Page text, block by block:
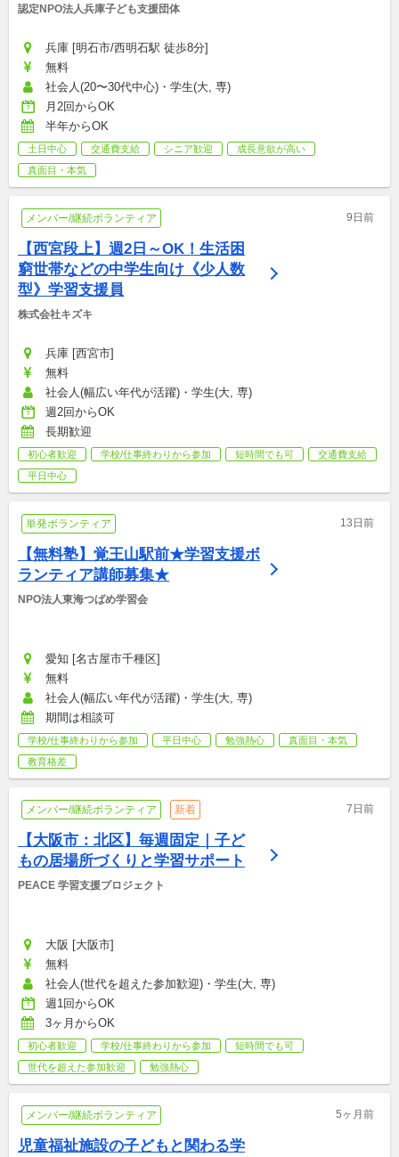
認定NPO法人兵庫子ども支援団体
兵庫 [明石市/西明石駅 徒歩8分]
無料
社会人(20〜30代中心)・学生(大, 専)
月2回からOK
半年からOK
土日中心 交通費支給 シニア歓迎
成長意欲が高い
真面目・本気
メンバー/継続ボランティア 9日前
【西宮段上】週2日～OK！生活困
窮世帯などの中学生向け《少人数
型》学習支援員
株式会社キズキ
兵庫 [西宮市]
無料
社会人(幅広い年代が活躍)・学生(大, 専)
週2回からOK
長期歓迎
初心者歓迎 学校/仕事終わりから参加 短時間でも可
交通費支給
平日中心
単発ボランティア 13日前
【無料塾】覚王山駅前★学習支援ボ
ランティア講師募集★
NPO法人東海つばめ学習会
愛知 [名古屋市千種区]
無料
社会人(幅広い年代が活躍)・学生(大, 専)
期間は相談可
学校/仕事終わりから参加 平日中心 勉強熱心
真面目・本気
教育格差
メンバー/継続ボランティア 新着 7日前
【大阪市：北区】毎週固定｜子ど
もの居場所づくりと学習サポート
PEACE 学習支援プロジェクト
大阪 [大阪市]
無料
社会人(世代を超えた参加歓迎)・学生(大, 専)
週1回からOK
3ヶ月からOK
初心者歓迎 学校/仕事終わりから参加
短時間でも可
世代を超えた参加歓迎
勉強熱心
メンバー/継続ボランティア 5ヶ月前
児童福祉施設の子どもと関わる学